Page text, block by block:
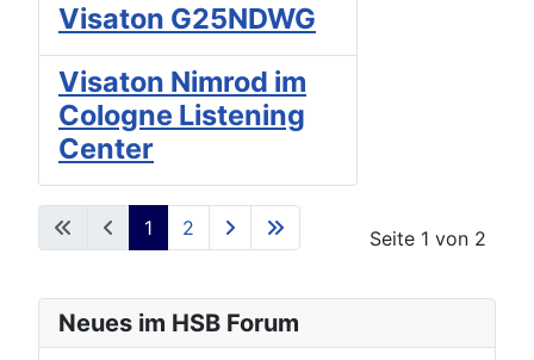
Neues im HSB Forum
Visaton G25NDWG
Visaton Nimrod im
Cologne Listening
Center
Seite 1 von 2
1 2